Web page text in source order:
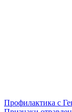
Профилактика с